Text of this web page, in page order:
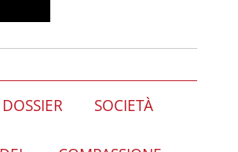
DOSSIER SOCIETÀ